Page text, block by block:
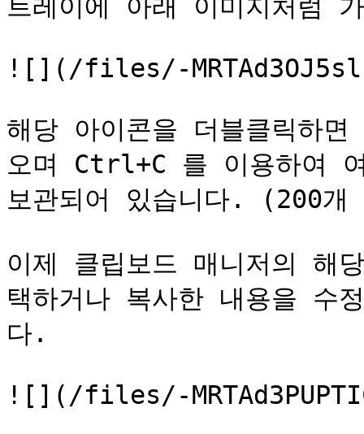
트레이에 아래 이미지처럼
![](/files/-MRTAd3OJ5sl-
해당 아이콘을 더블클릭하
오며 Ctrl+C 를 이용하여
보관되어 있습니다. (200
이제 클립보드 매니저의 해
택하거나 복사한 내용을 수
다.
![](/files/-